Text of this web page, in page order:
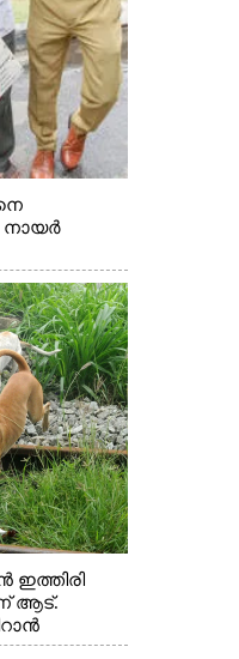
ഇത്തിരി
ആട്.
മറന്ന്